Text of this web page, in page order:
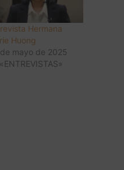
Hermana
Huong
mayo de 2025